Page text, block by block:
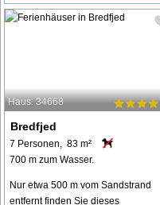
Haus: 34668
Bredfjed
7 Personen, 83 m²
700 m zum Wasser.
Nur etwa 500 m vom Sandstrand
entfernt finden Sie dieses